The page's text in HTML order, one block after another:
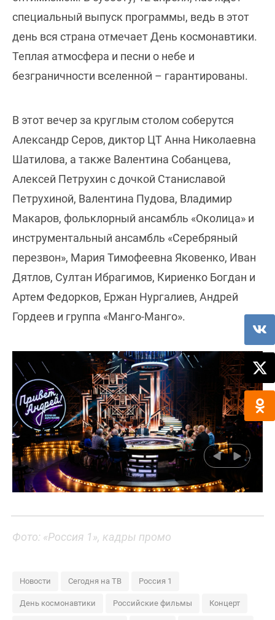
специальный выпуск программы, ведь в этот
день вся страна отмечает День космонавтики.
Теплая атмосфера и песни о небе и
безграничности вселенной – гарантированы.
В этот вечер за круглым столом соберутся
Александр Серов, диктор ЦТ Анна Николаевна
Шатилова, а также Валентина Собанцева,
Алексей Петрухин с дочкой Станиславой
Петрухиной, Валентина Пудова, Владимир
Макаров, фольклорный ансамбль «Околица» и
инструментальный ансамбль «Серебряный
перезвон», Мария Тимофеевна Яковенко, Иван
Дятлов, Султан Ибрагимов, Кириенко Богдан и
Артем Федорков, Ержан Нургалиев, Андрей
Гордеев и группа «Манго-Манго».
Фото: «Россия 1», кадры промо
Новости Сегодня на ТВ Россия 1
День космонавтики Российские фильмы Концерт